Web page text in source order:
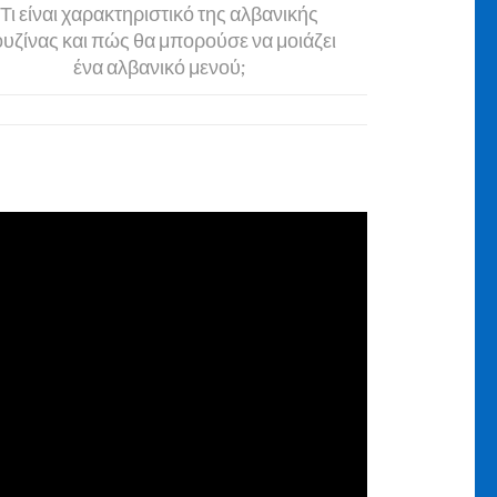
Τι είναι χαρακτηριστικό της αλβανικής
και πώς θα μπορούσε να μοιάζει
ένα αλβανικό μενού;